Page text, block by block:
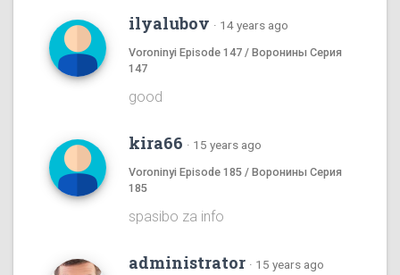
ilyalubov · 14 years ago
Voroninyi Episode 147 / Воронины Серия
147
good
kira66 · 15 years ago
Voroninyi Episode 185 / Воронины Серия
185
spasibo za info
administrator · 15 years ago